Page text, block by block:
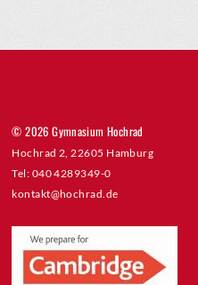
© 2026 Gymnasium Hochrad
Hochrad 2, 22605 Hamburg
Tel: 040 4289349-0
kontakt@hochrad.de